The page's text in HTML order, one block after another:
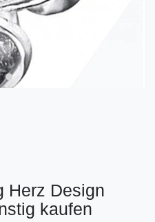
Herz Design
kaufen